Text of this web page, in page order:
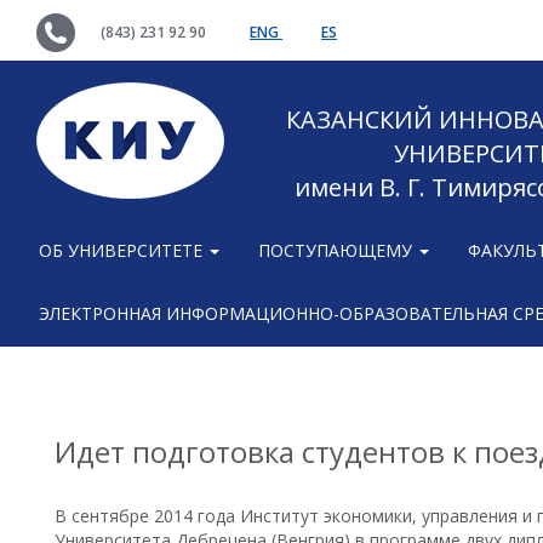
(843) 231 92 90 ENG ES
КАЗАНСКИЙ
имени В. Г.
ОБ УНИВЕРСИТЕТЕ ПОСТУПАЮЩЕМУ
ЭЛЕКТРОННАЯ ИНФОРМАЦИОННО-ОБРАЗОВАТЕЛЬНАЯ
Идет подготовка студентов к
В сентябре 2014 года Институт экономики, управления и